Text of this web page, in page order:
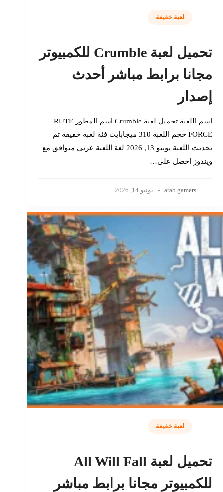
لعبة خفيفة
تحميل لعبة Crumble للكمبيوتر
مجانا برابط مباشر أحدث
إصدار
اسم اللعبة تحميل لعبة Crumble اسم المطور RUTE
FORCE حجم اللعبة 310 ميجابايت فئة لعبة خفيفة تم
تحديث اللعبة يونيو 13, 2026 لغة اللعبة عربي متوافق مع
ويندوز احصل على…
arab gamers يونيو 14, 2026
لعبة خفيفة
تحميل لعبة All Will Fall
للكمبيوتر مجانا برابط مباشر